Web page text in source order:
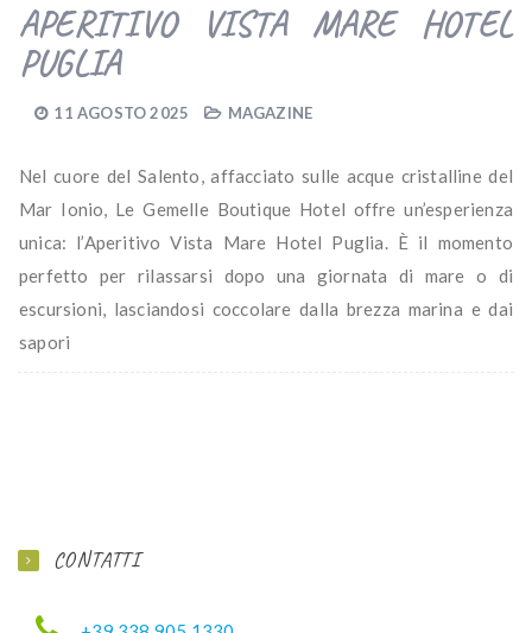
APERITIVO VISTA MARE HOTEL
PUGLIA
11 AGOSTO 2025 MAGAZINE
Nel cuore del Salento, affacciato sulle acque cristalline del
Mar Ionio, Le Gemelle Boutique Hotel offre un’esperienza
unica: l’Aperitivo Vista Mare Hotel Puglia. È il momento
perfetto per rilassarsi dopo una giornata di mare o di
escursioni, lasciandosi coccolare dalla brezza marina e dai
sapori
CONTATTI